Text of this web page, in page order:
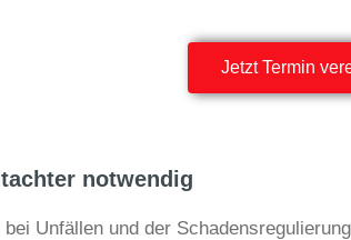
Jetzt Termin
notwendig
Unfällen und der